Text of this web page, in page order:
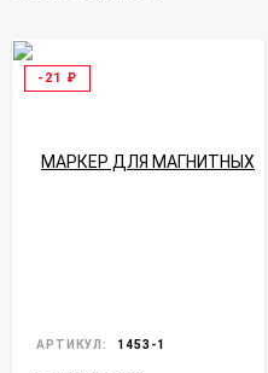
-21 ₽
АРТИКУЛ: 1453-1